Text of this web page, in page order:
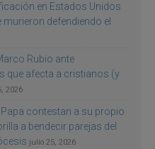
en Estados Unidos
defendiendo el
Rubio ante
que afecta a cristianos (y
2026
contestan a su propio
a bendecir parejas del
julio 25, 2026